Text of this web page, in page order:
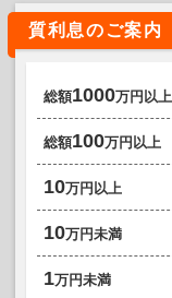
質利息のご案内
総額1000万円以上
総額100万円以上
10万円以上
10万円未満
1万円未満